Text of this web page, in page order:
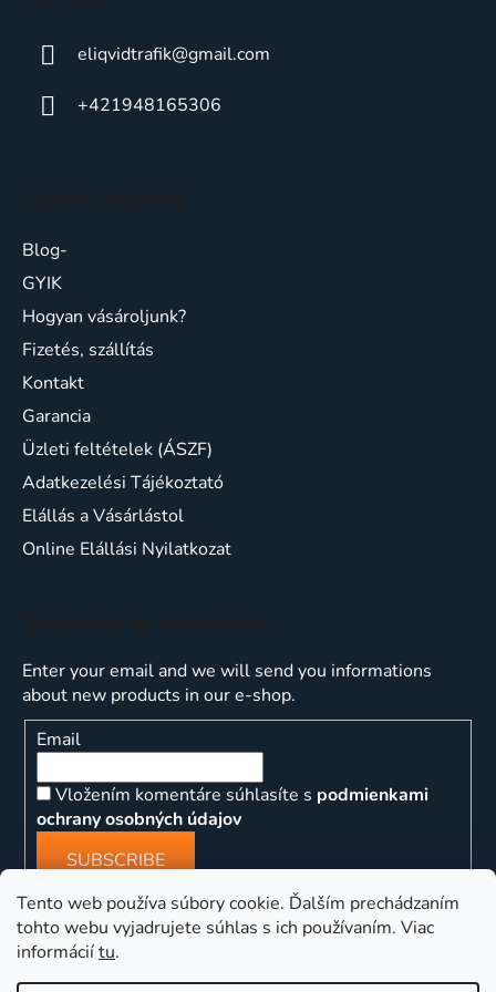
Tento web používa súbory cookie. Ďalším prechádzaním
tohto webu vyjadrujete súhlas s ich používaním. Viac
informáciítu.
eliqvidtrafik@gmail.com
+421948165306
Blog-
GYIK
Hogyan vásároljunk?
Fizetés, szállítás
Kontakt
Garancia
Üzleti feltételek (ÁSZF)
Adatkezelési Tájékoztató
Elállás a Vásárlástol
Online Elállási Nyilatkozat
Enter your email and we will send you informations
about new products in our e-shop.
Email
Vložením komentáre súhlasíte s podmienkami
ochrany osobných údajov
SUBSCRIBE